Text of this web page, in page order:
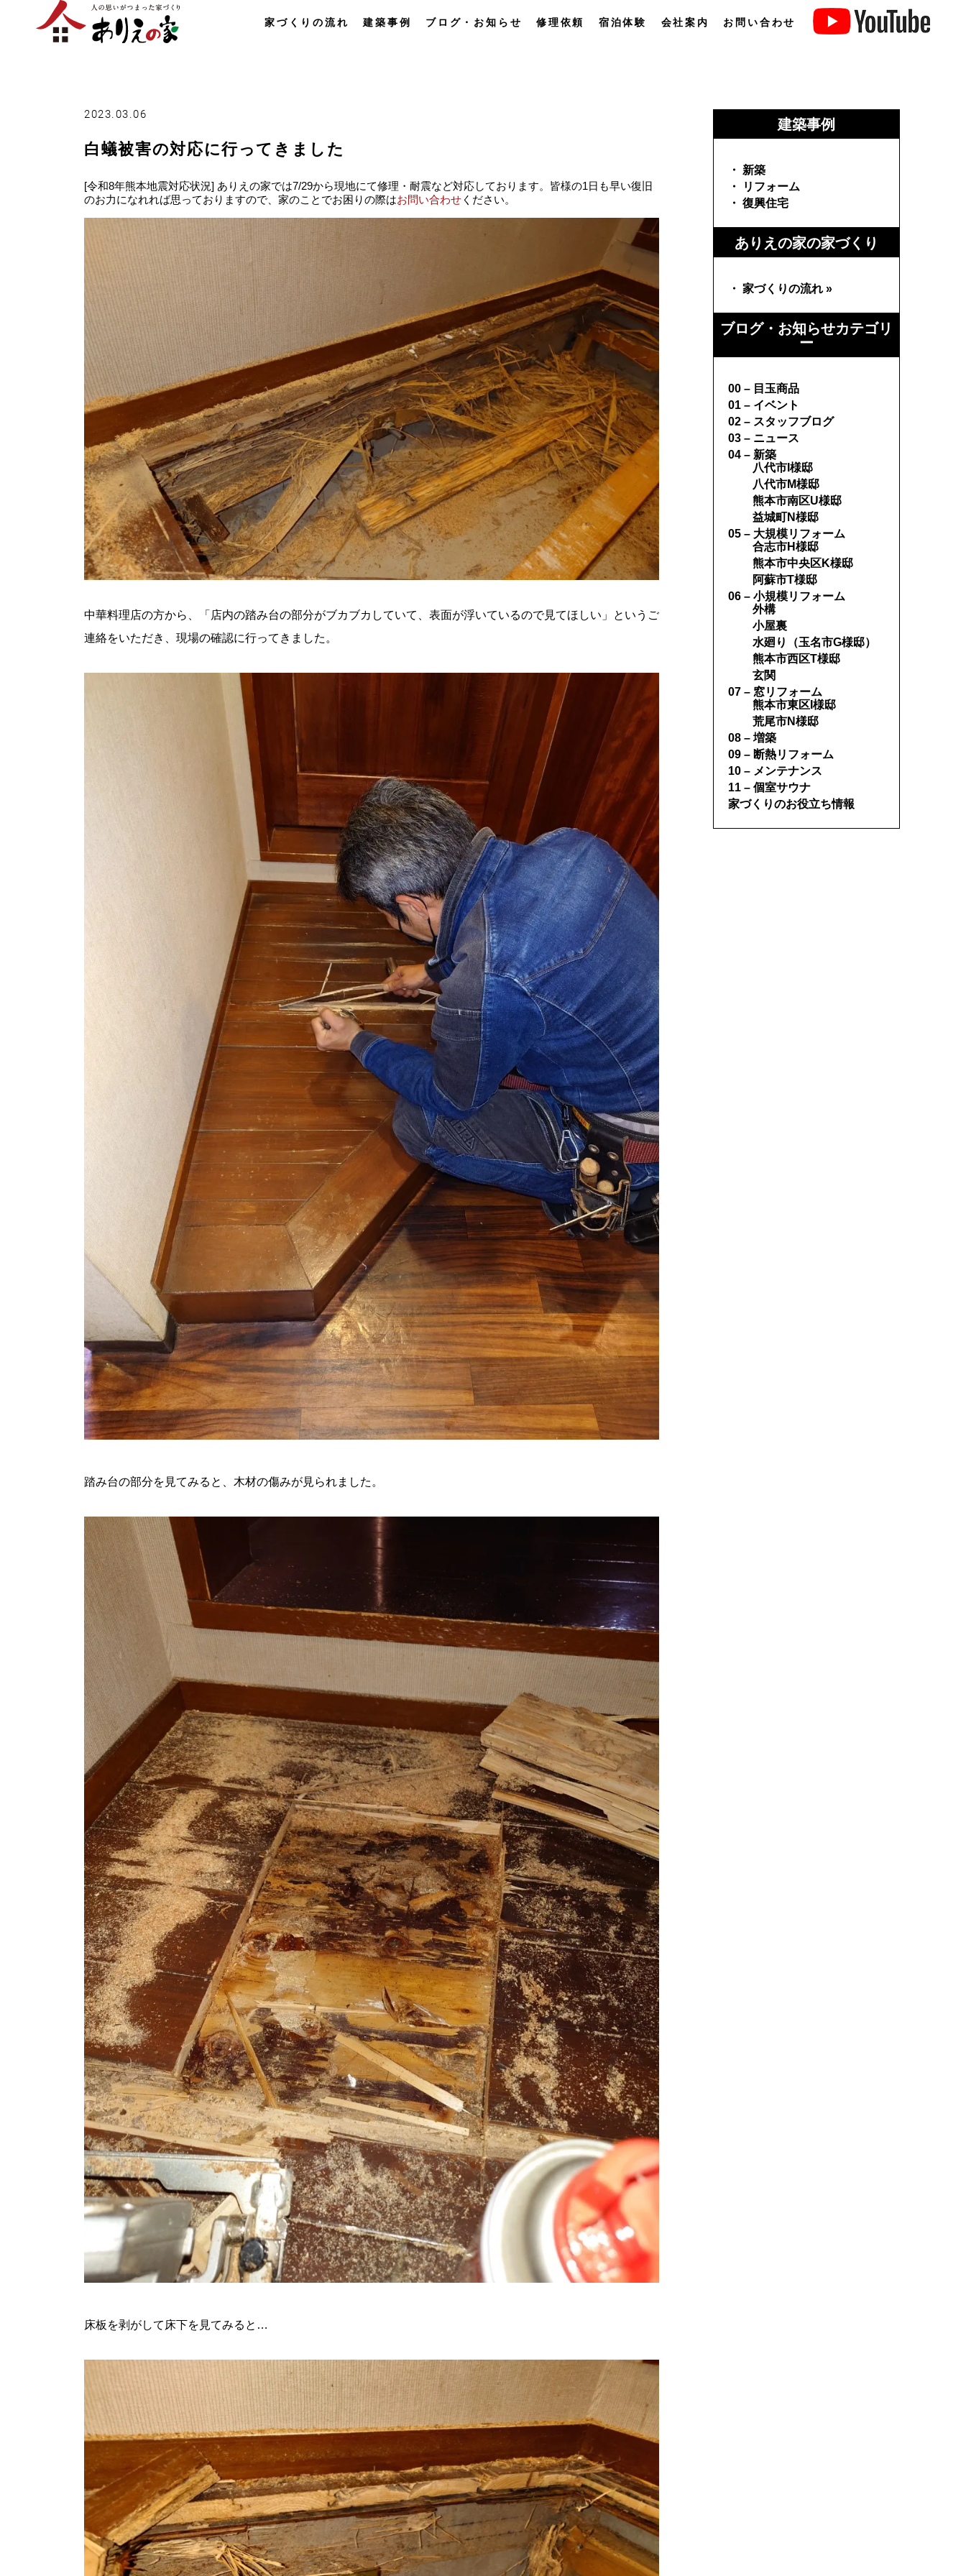
家づくりの流れ 建築事例 ブログ・お知らせ 修理依頼 宿泊体験 会社案内 お問い合わせ
2023.03.06
白蟻被害の対応に行ってきました
[令和8年熊本地震対応状況] ありえの家では7/29から現地にて修理・耐震など対応しております。皆様の1日も早い復旧
のお力になれれば思っておりますので、家のことでお困りの際はお問い合わせ ください。
中華料理店の方から、「店内の踏み台の部分がブカブカしていて、表面が浮いているので見てほしい」というご
連絡をいただき、現場の確認に行ってきました。
踏み台の部分を見てみると、木材の傷みが見られました。
床板を剥がして床下を見てみると…
建築事例
・ 新築
・ リフォーム
・ 復興住宅
ありえの家の家づくり
・ 家づくりの流れ »
ブログ・お知らせカテゴリ
ー
00 – 目玉商品
01 – イベント
02 – スタッフブログ
03 – ニュース
04 – 新築
八代市I様邸
八代市M様邸
熊本市南区U様邸
益城町N様邸
05 – 大規模リフォーム
合志市H様邸
熊本市中央区K様邸
阿蘇市T様邸
06 – 小規模リフォーム
外構
小屋裏
水廻り（玉名市G様邸）
熊本市西区T様邸
玄関
07 – 窓リフォーム
熊本市東区I様邸
荒尾市N様邸
08 – 増築
09 – 断熱リフォーム
10 – メンテナンス
11 – 個室サウナ
家づくりのお役立ち情報